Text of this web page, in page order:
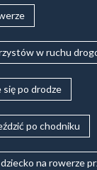
w ruchu
się po drodze
po chodniku
dziecko na rowerze